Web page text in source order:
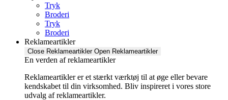
Tryk
Broderi
Tryk
Broderi
Reklameartikler
Close Reklameartikler Open Reklameartikler
En verden af reklameartikler ​
Reklameartikler er et stærkt værktøj til at øge eller bevare
kendskabet til din virksomhed. Bliv inspireret i vores store
udvalg af reklameartikler.